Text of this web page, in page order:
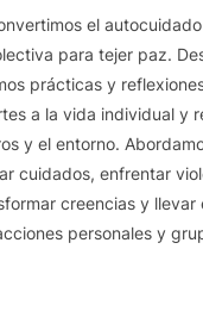
el
para tejer paz.
prácticas y
a la vida individual y
y el entorno.
cuidados, enfrentar
creencias y llevar
personales y